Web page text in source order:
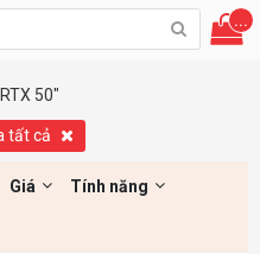
...
50"
tất cả
Giá Tính năng